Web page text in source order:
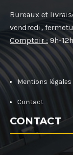
Bureaux et
vendredi,
Comptoir : 9h-
Mentions légales
Contact
CONTACT